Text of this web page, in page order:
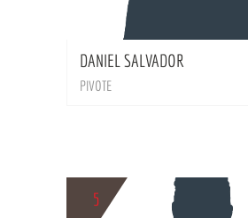
DANIEL SALVADOR
PIVOTE
5